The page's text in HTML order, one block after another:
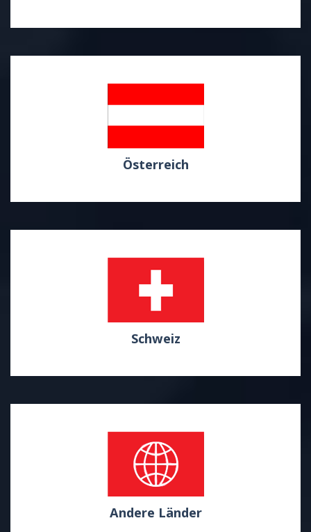
Österreich
Schweiz
Andere Länder